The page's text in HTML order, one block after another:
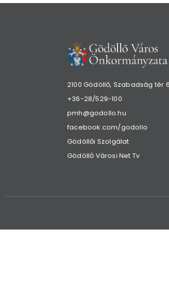
2100 Gödöllő, Szabadság tér
+36-28/529-100
pmh@godollo.hu
facebook.com/godollo
Gödöllői Szolgálat
Gödöllő Városi Net Tv